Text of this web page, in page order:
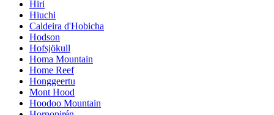
Hiri
Hiuchi
Caldeira d'Hobicha
Hodson
Hofsjökull
Homa Mountain
Home Reef
Honggeertu
Mont Hood
Hoodoo Mountain